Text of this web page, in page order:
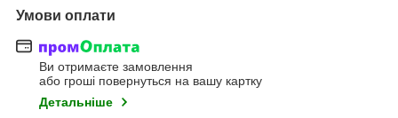
Умови оплати
Ви отримаєте замовлення
або гроші повернуться на вашу картку
Детальніше